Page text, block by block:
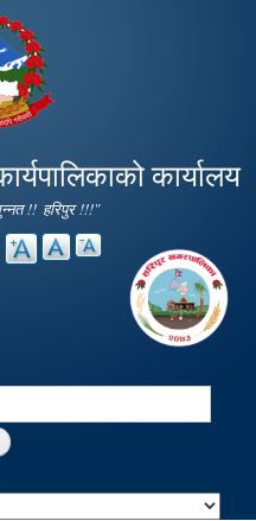
कार्यालय
!! हरिपुर !!!"